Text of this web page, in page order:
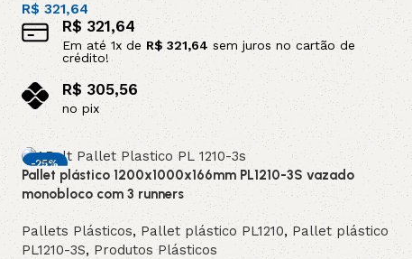
R$321,64
R$321,64
Em até 1x de R$ 321,64 sem juros no cartão de
crédito!
R$ 305,56
no pix
Adicionar ao carrinho
-25%
Pallet plástico 1200x1000x166mm PL1210-3S vazado
monobloco com 3 runners
Pallets Plásticos,Pallet plástico PL1210,Pallet plástico
PL1210-3S, Produtos Plásticos